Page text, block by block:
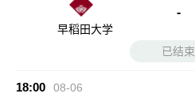
早稻田大学
-
已结束
18:00 08-06